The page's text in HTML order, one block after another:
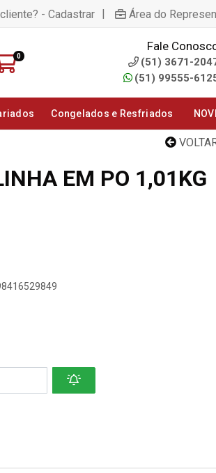
- Cadastrar | Área do
0
Fale
(51) 3671-
(51) 99555-
Congelados e Resfriados
EM PO 1,01KG